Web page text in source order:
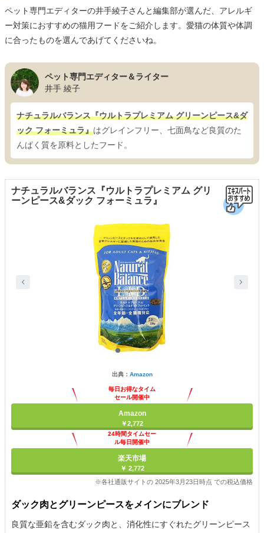
ペット専門エディターの井手綾子さんと編集部が選んだ、アレルギ
ー対策におすすめの猫用フードをご紹介します。愛猫の体質や体調
に合ったものを選んであげてくださいね。
ペット専門エディター＆ライター
井手 綾子
ナチュラルバランス『ウルトラプレミアム グリーンピース&ダ
ック フォーミュラ』はグレインフリー、七面鳥など良質のた
んぱく質を原料としたフード。
ナチュラルバランス『ウルトラプレミアム グリ
ーンピース&ダック フォーミュラ』
出典： Amazon
毎日お得なタイム
セール開催中
Amazon
￥2,772
24時間タイムセー
ル毎日開催中
楽天市場
￥ 2,772
※各社通販サイトの 2025年3月23日時点 での税込価格
ダック肉とグリーンピースをメインにブレンド
良質な亜鉛を含むダック肉と、消化性にすぐれたグリーンピース